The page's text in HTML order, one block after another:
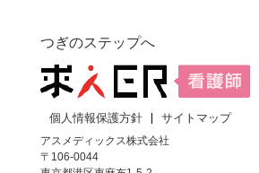
つぎのステップへ
個人情報保護方針
サイトマップ
アスメディックス株式会社
〒106-0044